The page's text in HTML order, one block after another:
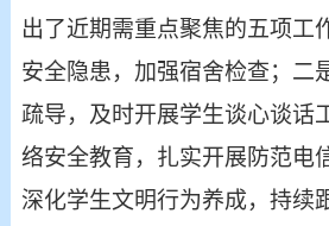
出了近期需重点聚焦的五项工
安全隐患，加强宿舍检查；二
疏导，及时开展学生谈心谈话
络安全教育，扎实开展防范电
深化学生文明行为养成，持续